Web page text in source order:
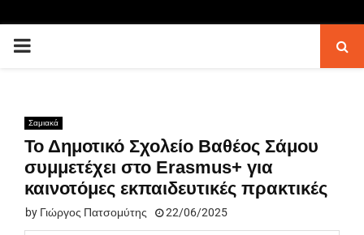
PRIMARY
Σαμιακά
Το Δημοτικό Σχολείο Βαθέος Σάμου
συμμετέχει στο Erasmus+ για
καινοτόμες εκπαιδευτικές πρακτικές
by Γιώργος Πατσομύτης 22/06/2025